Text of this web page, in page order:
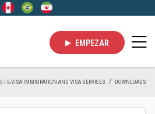
EMPEZAR
| E-VISA IMMIGRATION AND VISA SERVICES DOWNLOADS